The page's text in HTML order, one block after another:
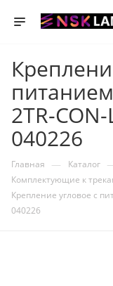
2TR-
040226
Главная — Каталог
Комплектующие к
Крепление угловое с
040226